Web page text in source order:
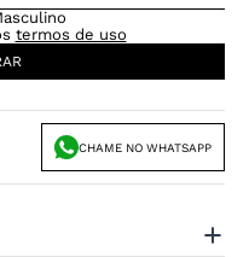
termos de uso
CHAME NO WHATSAPP